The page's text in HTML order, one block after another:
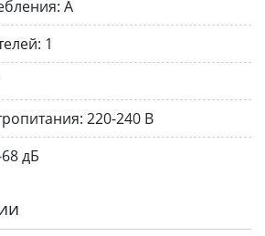
А
1
220-240 В
дБ